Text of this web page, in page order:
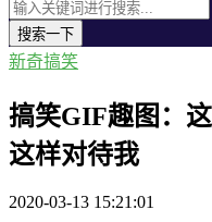
搜索一下
新奇搞笑
搞笑GIF趣图：
这样对待我
2020-03-13 15:21:01